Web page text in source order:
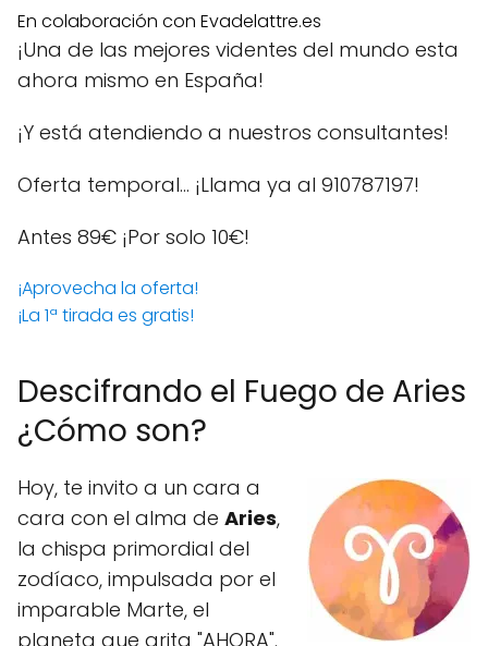
En colaboración con Evadelattre.es
¡Una de las mejores videntes del mundo esta
ahora mismo en España!
¡Y está atendiendo a nuestros consultantes!
Oferta temporal… ¡Llama ya al 910787197!
Antes 89€ ¡Por solo 10€!
¡Aprovecha la oferta!
¡La 1ª tirada es gratis!
Descifrando el Fuego de Aries
¿Cómo son?
Hoy, te invito a un cara a
cara con el alma de Aries,
la chispa primordial del
zodíaco, impulsada por el
imparable Marte, el
planeta que grita "AHORA".